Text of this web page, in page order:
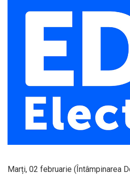
Marți, 02 februarie (Întâmpinarea